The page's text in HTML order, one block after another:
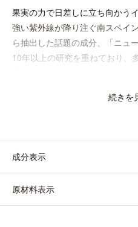
果実の力で日差しに立ち向かう
強い紫外線が降り注ぐ南スペイ
ら抽出した話題の成分、「ニュ
10年以上の研究を重ねており、
ミンCもプラス。独自の製法でサ
ましょう。
* 紫外線などにより失われるビ
補給
続きを
成分表示
原材料表示